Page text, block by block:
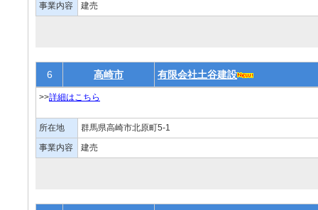
事業内容
建売
6 高崎市 有限会社土谷建設
>>詳細はこちら
所在地
群馬県高崎市北原町5-1
事業内容
建売